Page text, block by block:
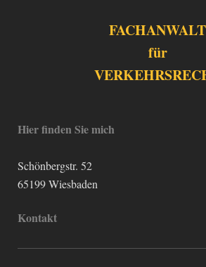
FACHANWALT
für
Hier finden Sie mich
Schönbergstr. 52
65199Wiesbaden
Kontakt